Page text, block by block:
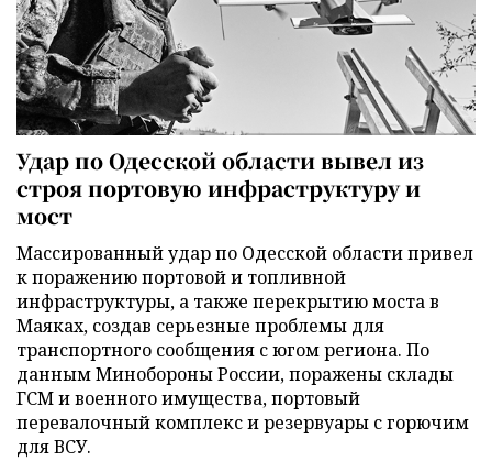
Удар по Одесской области вывел из
строя портовую инфраструктуру и
мост
Массированный удар по Одесской области привел
к поражению портовой и топливной
инфраструктуры, а также перекрытию моста в
Маяках, создав серьезные проблемы для
транспортного сообщения с югом региона. По
данным Минобороны России, поражены склады
ГСМ и военного имущества, портовый
перевалочный комплекс и резервуары с горючим
для ВСУ.